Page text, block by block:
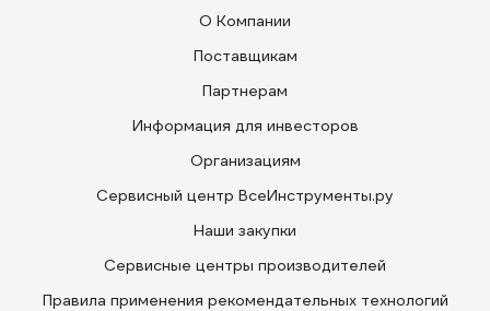
О Компании
Поставщикам
Партнерам
Информация для инвесторов
Организациям
Сервисный центр ВсеИнструменты.ру
Наши закупки
Сервисные центры производителей
Правила применения рекомендательных технологий